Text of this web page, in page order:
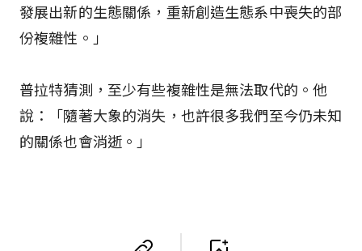
發展出新的生態關係，重新創造生態系中喪失的部
份複雜性。」
普拉特猜測，至少有些複雜性是無法取代的。他
說：「隨著大象的消失，也許很多我們至今仍未知
的關係也會消逝。」